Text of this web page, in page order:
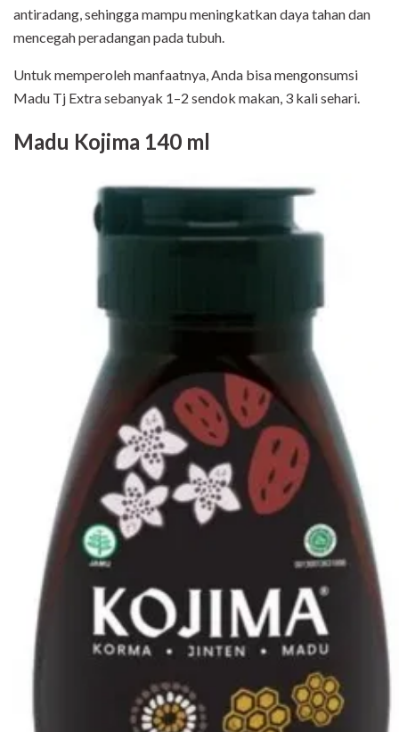
antiradang, sehingga mampu meningkatkan daya tahan dan
mencegah peradangan pada tubuh.
Untuk memperoleh manfaatnya, Anda bisa mengonsumsi
Madu Tj Extra sebanyak 1–2 sendok makan, 3 kali sehari.
Madu Kojima 140 ml